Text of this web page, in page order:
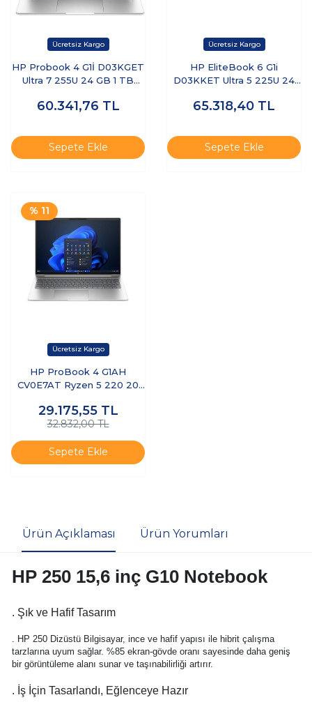
HP Probook 4 G1İ D03KGET
Ultra 7 255U 24 GB 1 TB
Bilgisayar
60.341,76 TL
Sepete Ekle
HP EliteBook 6 G1i
D03KKET Ultra 5 225U 24
Dizüstü Bilgisayar
65.318,40 TL
Sepete Ekle
% 11
HP ProBook 4 G1AH
CV0E7AT Ryzen 5 220 20
Dos Dizüstü Bilgisayar
29.175,55 TL
32.832,00 TL
Sepete Ekle
Ürün Açıklaması Ürün Yorumları
HP 250 15,6 inç G10 Notebook
. Şık ve Hafif Tasarım
. HP 250 Dizüstü Bilgisayar, ince ve hafif yapısı ile hibrit çalışma
tarzlarına uyum sağlar. %85 ekran-gövde oranı sayesinde daha geniş
bir görüntüleme alanı sunar ve taşınabilirliği artırır.
. İş İçin Tasarlandı, Eğlenceye Hazır